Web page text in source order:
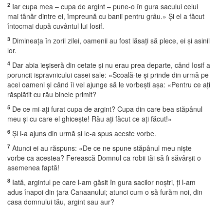
2 Iar cupa mea – cupa de argint – pune-o în gura sacului celui
mai tânăr dintre ei, împreună cu banii pentru grâu.» Şi el a făcut
întocmai după cuvântul lui Iosif.
3 Dimineaţa în zorii zilei, oamenii au fost lăsaţi să plece, ei şi asinii
lor.
4 Dar abia ieşiseră din cetate şi nu erau prea departe, când Iosif a
poruncit ispravnicului casei sale: «Scoală-te şi prinde din urmă pe
acei oameni şi când îi vei ajunge să le vorbeşti aşa: «Pentru ce aţi
răsplătit cu rău binele primit?
5 De ce mi-aţi furat cupa de argint? Cupa din care bea stăpânul
meu şi cu care el ghiceşte! Rău aţi făcut ce aţi făcut!»
6 Şi i-a ajuns din urmă şi le-a spus aceste vorbe.
7 Atunci ei au răspuns: «De ce ne spune stăpânul meu nişte
vorbe ca acestea? Ferească Domnul ca robii tăi să fi săvârşit o
asemenea faptă!
8 Iată, argintul pe care l-am găsit în gura sacilor noştri, ţi l-am
adus înapoi din ţara Canaanului; atunci cum o să furăm noi, din
casa domnului tău, argint sau aur?